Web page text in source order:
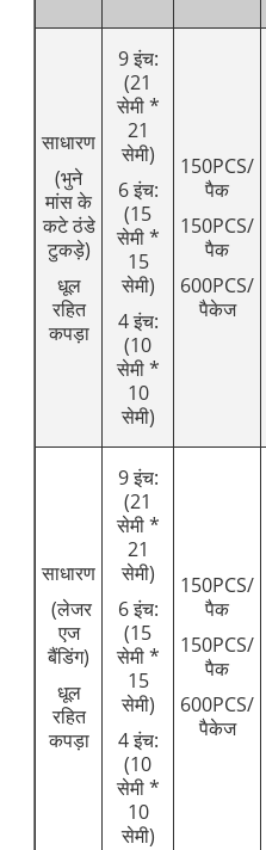
साधारण
(भुने
मांस के
कटे ठंडे
टुकड़े)
धूल
रहित
कपड़ा
9 इंच:
(21
सेमी *
21
सेमी)
6 इंच:
(15
सेमी *
15
सेमी)
4 इंच:
(10
सेमी *
10
सेमी)
150PCS/
पैक
150PCS/
पैक
600PCS/
पैकेज
साधारण
(लेजर
एज
बैंडिंग)
धूल
रहित
कपड़ा
9 इंच:
(21
सेमी *
21
सेमी)
6 इंच:
(15
सेमी *
15
सेमी)
4 इंच:
(10
सेमी *
10
सेमी)
150PCS/
पैक
150PCS/
पैक
600PCS/
पैकेज